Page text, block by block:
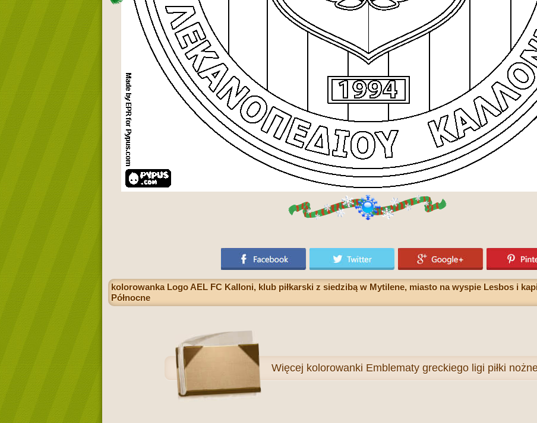
kolorowanka Logo AEL FC Kalloni, klub piłkarski z siedzibą w Mytilene, miasto na wyspie Lesbos i
Północne
Więcej kolorowanki Emblematy greckiego ligi piłki